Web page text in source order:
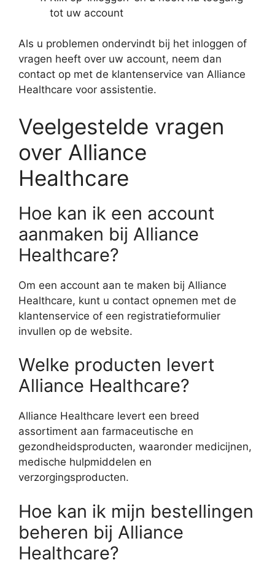
tot uw account
Als u problemen ondervindt bij het inloggen of
vragen heeft over uw account, neem dan
contact op met de klantenservice van Alliance
Healthcare voor assistentie.
Veelgestelde vragen
over Alliance
Healthcare
Hoe kan ik een account
aanmaken bij Alliance
Healthcare?
Om een account aan te maken bij Alliance
Healthcare, kunt u contact opnemen met de
klantenservice of een registratieformulier
invullen op de website.
Welke producten levert
Alliance Healthcare?
Alliance Healthcare levert een breed
assortiment aan farmaceutische en
gezondheidsproducten, waaronder medicijnen,
medische hulpmiddelen en
verzorgingsproducten.
Hoe kan ik mijn bestellingen
beheren bij Alliance
Healthcare?